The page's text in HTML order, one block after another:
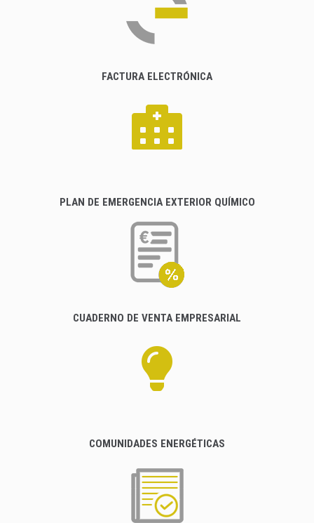
FACTURA ELECTRÓNICA
PLAN DE EMERGENCIA EXTERIOR QUÍMICO
CUADERNO DE VENTA EMPRESARIAL
COMUNIDADES ENERGÉTICAS